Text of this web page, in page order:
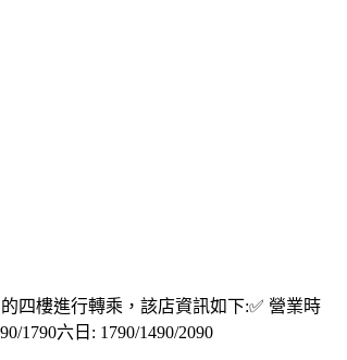
四樓進行轉乘，該店資訊如下:✅ 營業時
1790六日: 1790/1490/2090